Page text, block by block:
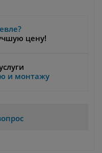
цену!
и монтажу